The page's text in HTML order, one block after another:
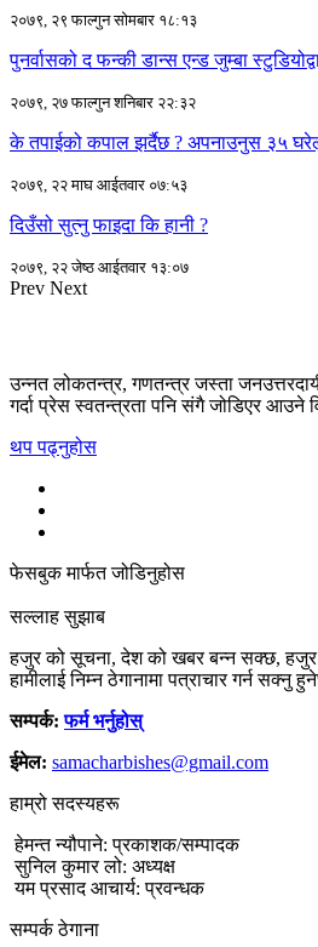
२०७९, २९ फाल्गुन सोमबार १८:१३
पुनर्वासको द फन्की डान्स एन्ड जुम्बा
२०७९, २७ फाल्गुन शनिबार २२:३२
के तपाईको कपाल झर्दैछ ? अपनाउनुस ३५
२०७९, २२ माघ आईतवार ०७:५३
दिउँसो सुत्नु फाइदा कि हानी ?
२०७९, २२ जेष्ठ आईतवार १३:०७
Prev Next
उन्नत लोकतन्त्र, गणतन्त्र जस्ता
गर्दा प्रेस स्वतन्त्रता पनि संगै जोडिएर आउने
थप पढ्नुहोस
फेसबुक मार्फत जोडिनुहोस
सल्लाह सुझाब
हजुर को सूचना, देश को खबर बन्न सक्छ,
हामीलाई निम्न ठेगानामा पत्राचार गर्न सक्नु
सम्पर्क:फर्म भर्नुहोस्
ईमेल: samacharbishes@gmail.com
हाम्रो सदस्यहरू
हेमन्त न्यौपाने: प्रकाशक/सम्पादक
सुनिल कुमार लो: अध्यक्ष
यम प्रसाद आचार्य: प्रवन्धक
सम्पर्क ठेगाना